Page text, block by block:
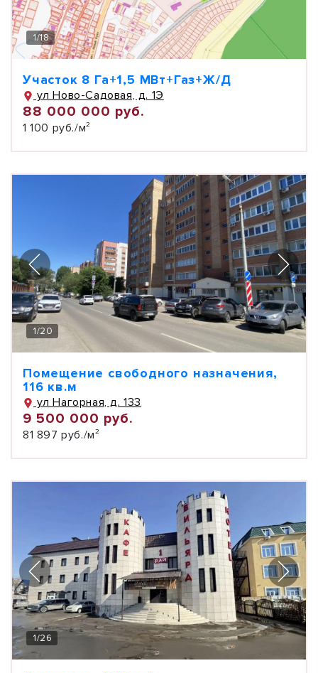
1/18
Участок 8 Га+1,5 МВт+Газ+Ж/Д
ул Ново-Садовая, д. 1Э
88 000 000 руб.
1 100 руб./м²
1/20
Помещение свободного назначения,
116 кв.м
ул Нагорная, д. 133
9 500 000 руб.
81 897 руб./м²
1/26